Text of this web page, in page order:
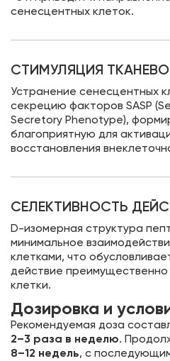
сенесцентных клеток.
СТИМУЛЯЦИЯ
Устранение сенесцентных
секрецию факторов SASP
Secretory Phenotype),
благоприятную для
восстановления
СЕЛЕКТИВНОСТЬ
D-изомерная структура
минимальное
клетками, что
действие
клетки.
Дозировка и
Рекомендуемая доза
2–3 раза в неделю.
8–12 недель, с